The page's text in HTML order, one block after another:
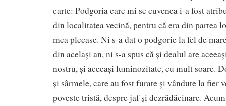
carte: Podgoria care mi se cuvenea i-a fost
din localitatea vecină, pentru că era din partea
mea plecase. Ni s-a dat o podgorie la fel de
din același an, ni s-a spus că și dealul are
nostru, și aceeași luminozitate, cu mult soare.
și sârmele, care au fost furate și vândute la fier
poveste tristă, despre jaf și dezrădăcinare.